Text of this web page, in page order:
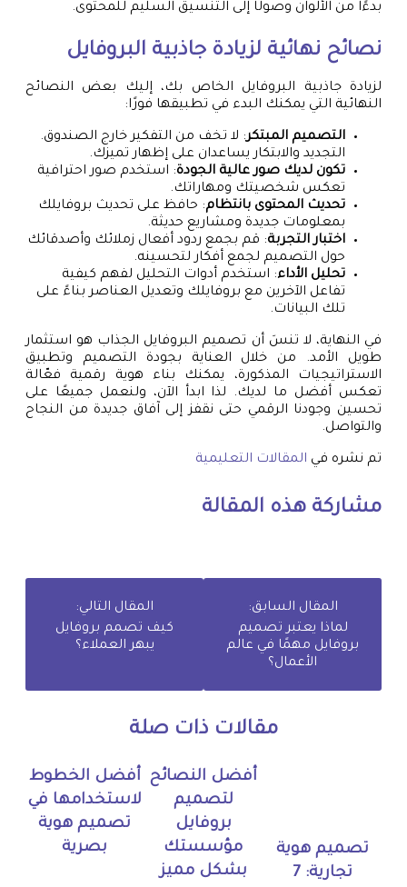
بدءًا من الألوان وصولًا إلى التنسيق السليم للمحتوى.
نصائح نهائية لزيادة جاذبية البروفايل
لزيادة جاذبية البروفايل الخاص بك، إليك بعض النصائح
النهائية التي يمكنك البدء في تطبيقها فورًا:
التصميم المبتكر: لا تخف من التفكير خارج الصندوق.
التجديد والابتكار يساعدان على إظهار تميزك.
تكون لديك صور عالية الجودة: استخدم صور احترافية
تعكس شخصيتك ومهاراتك.
تحديث المحتوى بانتظام: حافظ على تحديث بروفايلك
بمعلومات جديدة ومشاريع حديثة.
اختبار التجربة: قم بجمع ردود أفعال زملائك وأصدقائك
حول التصميم لجمع أفكار لتحسينه.
تحليل الأداء: استخدم أدوات التحليل لفهم كيفية
تفاعل الآخرين مع بروفايلك وتعديل العناصر بناءً على
تلك البيانات.
في النهاية، لا تنسَ أن تصميم البروفايل الجذاب هو استثمار
طويل الأمد. من خلال العناية بجودة التصميم وتطبيق
الاستراتيجيات المذكورة، يمكنك بناء هوية رقمية فعّالة
تعكس أفضل ما لديك. لذا ابدأ الآن، ولنعمل جميعًا على
تحسين وجودنا الرقمي حتى نقفز إلى آفاق جديدة من النجاح
والتواصل.
تم نشره في المقالات التعليمية
مشاركة هذه المقالة
المقال السابق:
لماذا يعتبر تصميم
بروفايل مهمًا في عالم
الأعمال؟
المقال التالي:
كيف تصمم بروفايل
يبهر العملاء؟
مقالات ذات صلة
تصميم هوية
تجارية: 7
أفضل النصائح
لتصميم
بروفايل
مؤسستك
بشكل مميز
أفضل الخطوط
لاستخدامها في
تصميم هوية
بصرية